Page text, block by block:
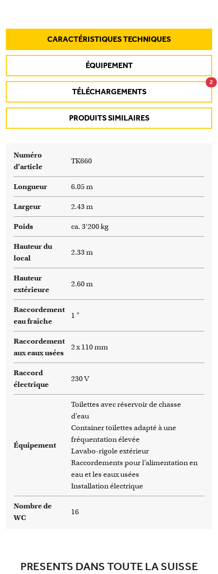
CARACTÉRISTIQUES TECHNIQUES
ÉQUIPEMENT
TÉLÉCHARGEMENTS
2
PRODUITS SIMILAIRES
Numéro
d’article
TK660
Longueur 6.05 m
Largeur 2.43 m
Poids ca. 3‘200 kg
Hauteur du
local
2.33 m
Hauteur
extérieure
2.60 m
Raccordement
eau fraîche
1 "
Raccordement
aux eaux usées
2 x 110 mm
Raccord
électrique
230 V
Équipement
Toilettes avec réservoir de chasse
d’eau
Container toilettes adapté à une
fréquentation élevée
Lavabo-rigole extérieur
Raccordements pour l’alimentation en
eau et les eaux usées
Installation électrique
Nombre de
WC
16
PRESENTS DANS TOUTE LA SUISSE